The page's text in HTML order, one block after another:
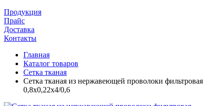
Продукция
Прайс
Доставка
Контакты
Главная
Каталог товаров
Сетка тканая
Сетка тканая из нержавеющей проволоки фильтровая
0,8х0,22х4/0,6